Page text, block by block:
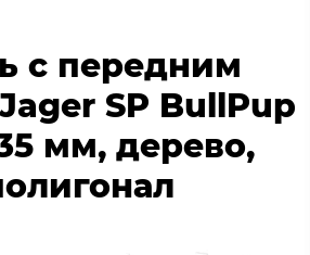
с передним
SP BullPup
мм, дерево,